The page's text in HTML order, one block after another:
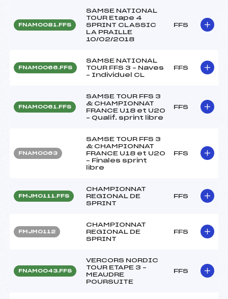
FNAM0081.FFS
SAMSE NATIONAL
TOUR Etape 4
SPRINT CLASSIC
LA PRAILLE
10/02/2018
FFS
FNAM0066.FFS
SAMSE NATIONAL
TOUR FFS 3 – Naves
– Individuel CL
FFS
FNAM0061.FFS
SAMSE TOUR FFS 3
& CHAMPIONNAT
FRANCE U18 et U20
– Qualif. sprint libre
FFS
FNAM0063
SAMSE TOUR FFS 3
& CHAMPIONNAT
FRANCE U18 et U20
– Finales sprint
libre
FFS
FMJM0111.FFS
CHAMPIONNAT
REGIONAL DE
SPRINT
FFS
FMJM0112
CHAMPIONNAT
REGIONAL DE
SPRINT
FFS
FNAM0043.FFS
VERCORS NORDIC
TOUR ETAPE 3 –
MEAUDRE
POURSUITE
FFS